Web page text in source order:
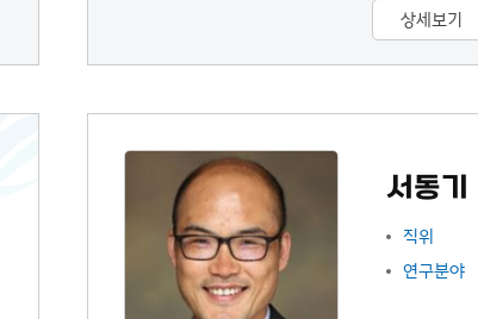
상세보기
서동기
직위
연구분야